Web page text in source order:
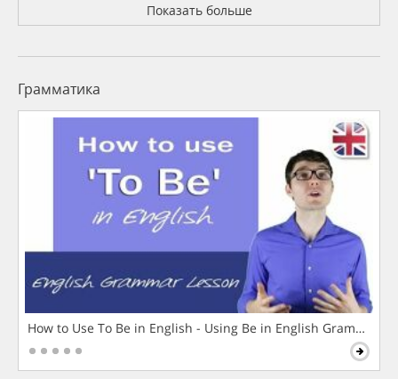
Показать больше
Грамматика
How to Use To Be in English - Using Be in English Grammar